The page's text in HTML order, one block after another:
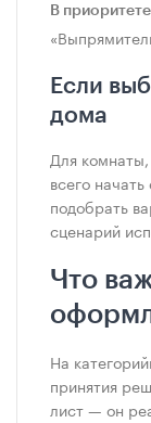
В
Если
дома
Для
всего
подобрать
сценарий
Что
На
принятия
лист — он